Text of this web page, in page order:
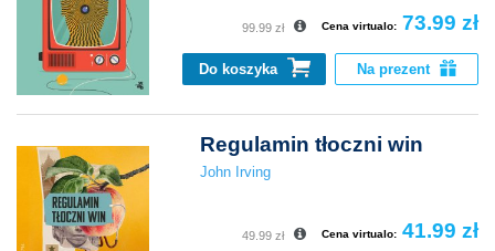
Cena virtualo: 73.99 zł
99.99 zł
Do koszyka Na prezent
Regulamin tłoczni win
John Irving
Cena virtualo: 41.99 zł
49.99 zł